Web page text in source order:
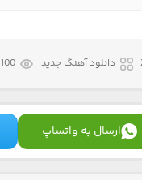
دانلود آهنگ جدید 100 بازدید
ارسال به واتساپ